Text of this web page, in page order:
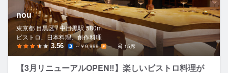
nou
東京都 目黒区 / 中目黒駅 580m
ビストロ、日本料理、創作料理
3.56 ～￥9,999 － 15席
【3月リニューアルOPEN‼︎】楽しいビストロ料理が